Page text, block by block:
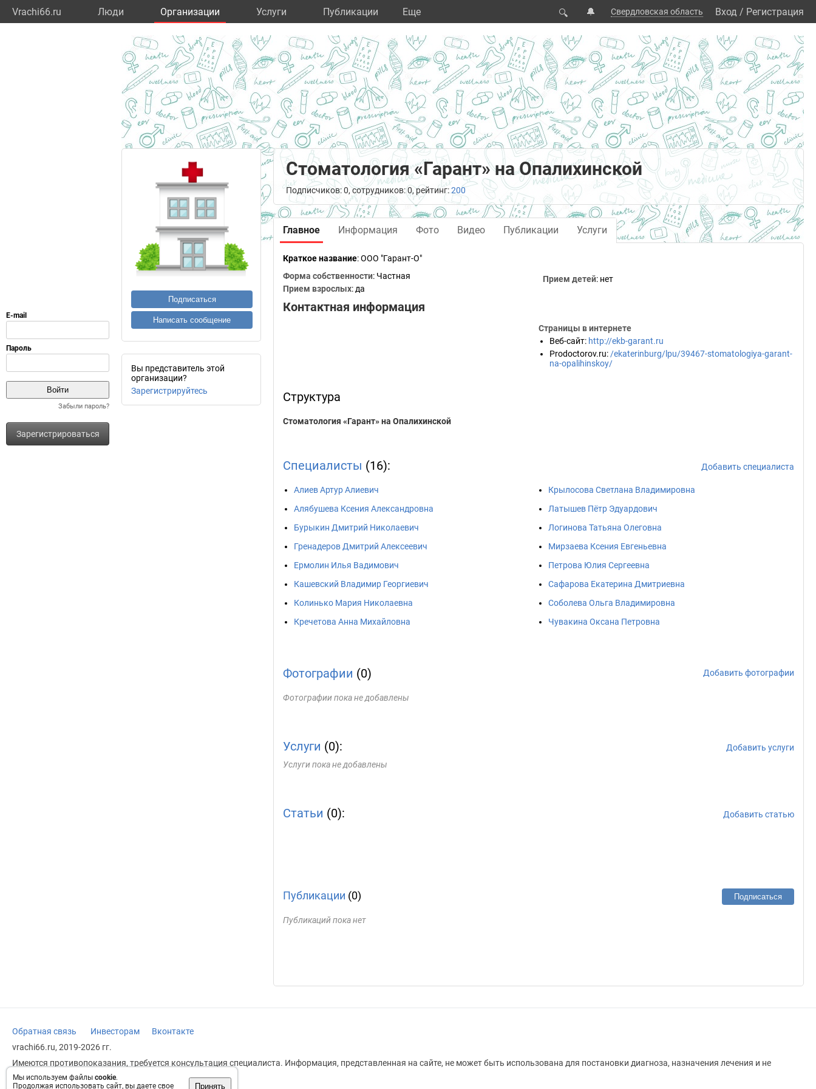
Vrachi66.ru Люди Организации Услуги Публикации Eще 🔍 🔔 Свердловская область Вход / Регистрация
Забыли пароль?
Зарегистрироваться
Мы используем файлы cookie.
Продолжая использовать сайт, вы даете свое
Принять
Подписаться
Написать сообщение
Вы представитель этой
организации?
Зарегистрируйтесь
Стоматология «Гарант» на Опалихинской
Подписчиков: 0, сотрудников: 0, рейтинг:200
Главное Информация Фото Видео Публикации Услуги
Краткое название:ООО "Гарант-О"
Форма собственности: Частная
Прием взрослых: да
Прием детей: нет
Контактная информация
Страницы в интернете
Веб-сайт: http://ekb-garant.ru
Prodoctorov.ru: /ekaterinburg/lpu/39467-stomatologiya-garant-
na-opalihinskoy/
Структура
Стоматология «Гарант» на Опалихинской
Специалисты (16): Добавить специалиста
Алиев Артур Алиевич
Алябушева Ксения Александровна
Бурыкин Дмитрий Николаевич
Гренадеров Дмитрий Алексеевич
Ермолин Илья Вадимович
Кашевский Владимир Георгиевич
Колинько Мария Николаевна
Кречетова Анна Михайловна
Крылосова Светлана Владимировна
Латышев Пётр Эдуардович
Логинова Татьяна Олеговна
Мирзаева Ксения Евгеньевна
Петрова Юлия Сергеевна
Сафарова Екатерина Дмитриевна
Соболева Ольга Владимировна
Чувакина Оксана Петровна
Фотографии (0) Добавить фотографии
Фотографии пока не добавлены
Услуги (0):
Добавить услуги
Услуги пока не добавлены
Статьи (0): Добавить статью
Публикации (0) Подписаться
Публикаций пока нет
Обратная связь Инвесторам
Вконтакте
vrachi66.ru, 2019-2026 гг.
Имеются противопоказания, требуется консультация специалиста. Информация, представленная на сайте, не может быть использована для постановки диагноза, назначения лечения и не
заменяет прием врача.